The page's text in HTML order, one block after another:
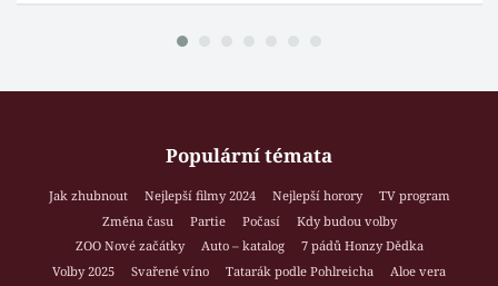
Populární témata
Jak zhubnout Nejlepší filmy 2024 Nejlepší horory
TV program
Změna času
Partie Počasí
Kdy budou volby
ZOO Nové začátky
Auto – katalog
7 pádů Honzy Dědka
Volby 2025
Svařené víno Tatarák podle Pohlreicha
Aloe vera